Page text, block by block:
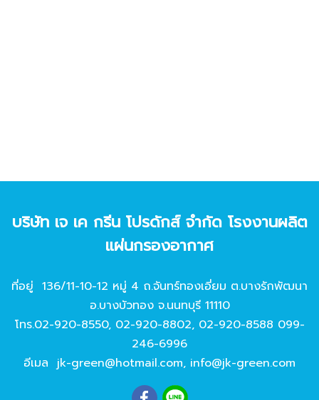
บริษัท เจ เค กรีน โปรดักส์ จํากัด โรงงานผลิต
แผ่นกรองอากาศ
ที่อยู่ 136/11-10-12 หมู่ 4 ถ.จันทร์ทองเอี่ยม ต.บางรักพัฒนา
อ.บางบัวทอง จ.นนทบุรี 11110
โทร.02-920-8550, 02-920-8802, 02-920-8588 099-
246-6996
อีเมล jk-green@hotmail.com, info@jk-green.com